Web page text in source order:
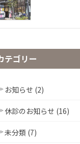
テゴリー
お知らせ (2)
休診のお知らせ (16)
未分類 (7)